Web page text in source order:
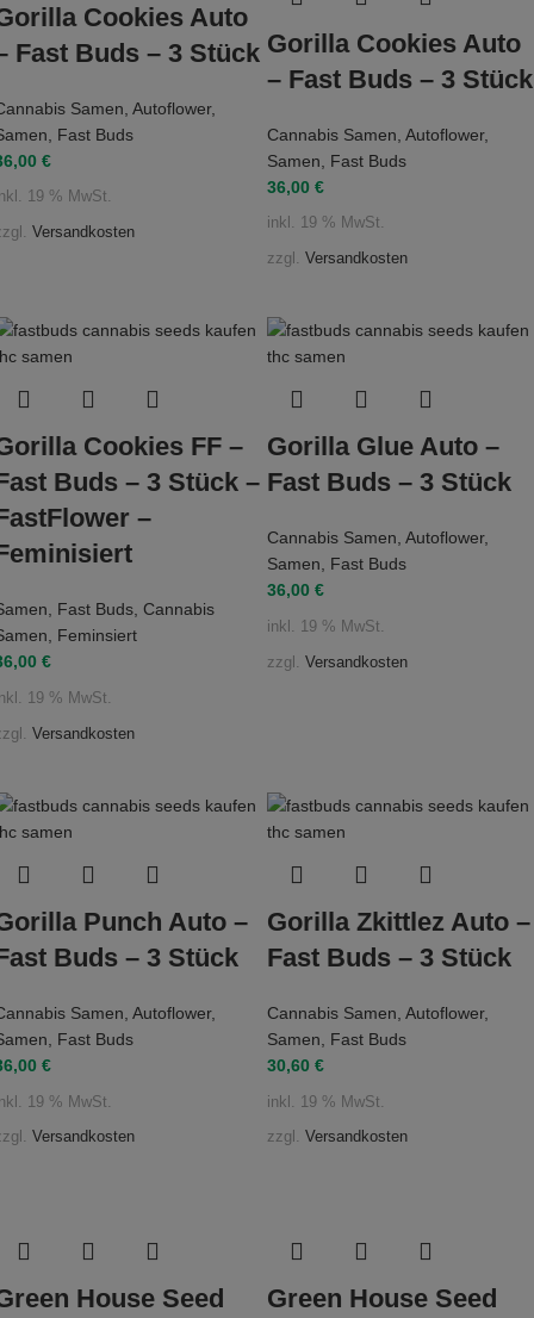
Cookies Auto
Fast Buds – 3 Stück
Samen Autoflower,
Fast Buds
€
19 % MwSt.
Versandkosten
Gorilla Cookies Auto
– Fast Buds – 3 Stück
Cannabis Samen Autoflower,
Samen
Fast Buds
36,00 €
inkl. 19 % MwSt.
zzgl. Versandkosten
Cookies FF –
Buds – 3 Stück –
–
, Fast Buds, Cannabis
, Feminsiert
€
19 % MwSt.
Versandkosten
Gorilla Glue Auto –
Fast Buds – 3 Stück
Cannabis Samen, Autoflower,
Samen, Fast Buds
36,00 €
inkl. 19 % MwSt.
zzgl. Versandkosten
Punch Auto –
Buds – 3 Stück
Samen Autoflower,
Fast Buds
€
19 % MwSt.
Versandkosten
Gorilla Zkittlez Auto –
Fast Buds – 3 Stück
Cannabis Samen Autoflower,
Samen
Fast Buds
30,60 €
inkl. 19 % MwSt.
zzgl. Versandkosten
House Seed
Green House Seed